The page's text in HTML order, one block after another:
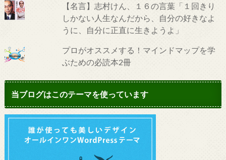
【名言】志村けん、１６の言葉「１回きり
しかない人生なんだから、自分の好きなよ
うに、自分に正直に生きようよ」
プロがオススメする！マインドマップを学
ぶための必読本2冊
当ブログはこのテーマを使っています